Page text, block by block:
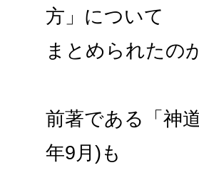
方」について
まとめられたの
前著である「神
年9月)も